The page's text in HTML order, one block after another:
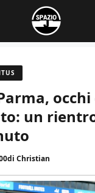
un
di Christian